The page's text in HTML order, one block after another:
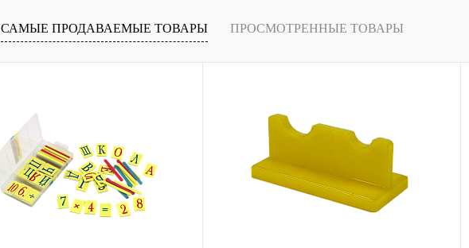
САМЫЕ ПРОДАВАЕМЫЕ ТОВАРЫ ПРОСМОТРЕННЫЕ ТОВАРЫ